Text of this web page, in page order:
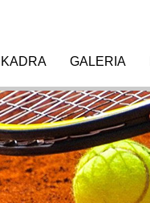
KADRA GALERIA